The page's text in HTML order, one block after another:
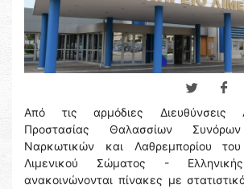
Από τις αρμόδιες Διευθύνσεις
Προστασίας Θαλασσίων
Ναρκωτικών και Λαθρεμπορίου
Λιμενικού Σώματος -
ανακοινώνονται πίνακες με